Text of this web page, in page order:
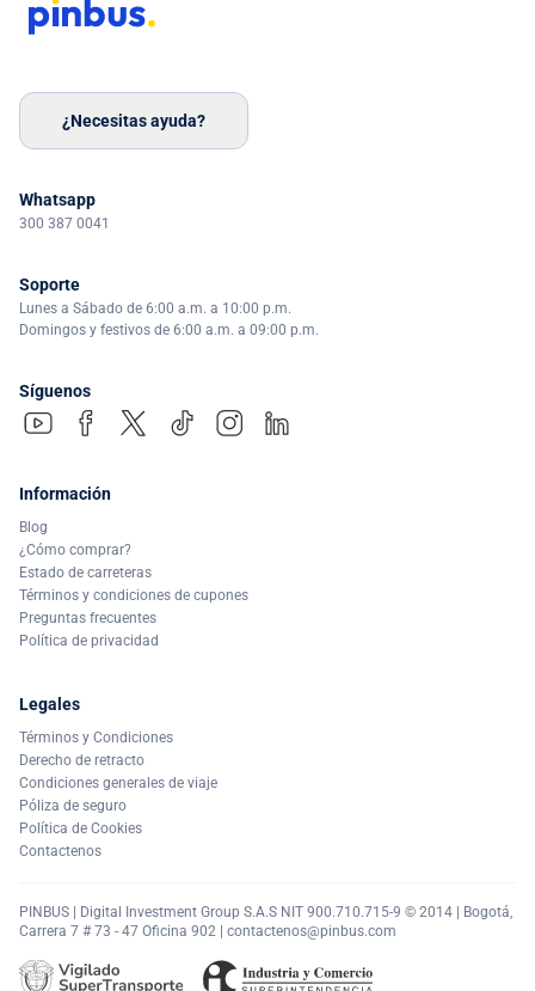
¿Necesitas ayuda?
Whatsapp
300 387 0041
Soporte
Lunes a Sábado de 6:00 a.m. a 10:00 p.m.
Domingos y festivos de 6:00 a.m. a 09:00 p.m.
Síguenos
Información
Blog
¿Cómo comprar?
Estado de carreteras
Términos y condiciones de cupones
Preguntas frecuentes
Política de privacidad
Legales
Términos y Condiciones
Derecho de retracto
Condiciones generales de viaje
Póliza de seguro
Política de Cookies
Contactenos
PINBUS | Digital Investment Group S.A.S NIT 900.710.715-9 © 2014 | Bogotá,
Carrera 7 # 73 - 47 Oficina 902 | contactenos@pinbus.com